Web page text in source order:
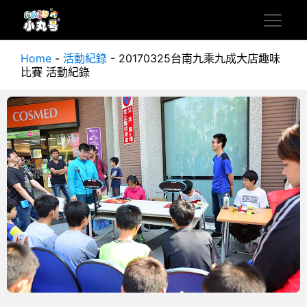
Home - 活動紀錄 - 20170325台南九乘九成大店趣味
比賽 活動紀錄